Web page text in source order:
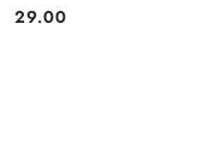
Cena:
29.00